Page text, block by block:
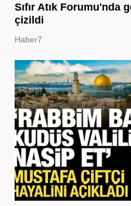
Sıfır Atık Forumu'nda
çizildi
Haber7